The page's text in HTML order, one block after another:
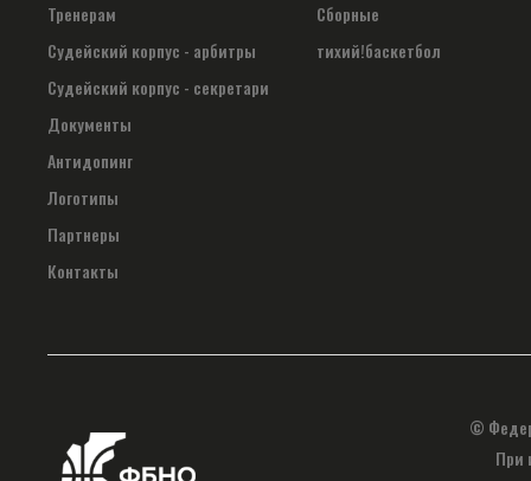
Тренерам
Судейский корпус - арбитры
Судейский корпус - секретари
Документы
Антидопинг
Логотипы
Партнеры
Контакты
Сборные
тихий!баскетбол
©
При